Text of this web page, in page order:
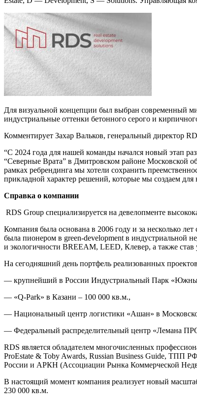
Для визуальной концепции был выбран современный
индустриальные оттенки бетонного серого и
Комментирует Захар Вальков, генеральный директор
“С 2024 года для нашей команды начался новый этап
“Северные Врата” в Дмитровском районе Московской
рамках ребрендинга мы хотели сохранить
прикладной характер решений, которые мы создаем для
Справка о компании
RDS Group специализируется на девелопменте
Компания была основана в 2006 году и за несколько
была пионером в green-development в индустриальной
и экологичности BREEAM, LEED, Клевер, а также
На сегодняшний день портфель реализованных
— крупнейший в России Индустриальный Парк
— «Q-Park» в Казани – 100 000 кв.м.,
— Национальный центр логистики «Ашан» в
— Федеральный распределительный центр «Лемана
RDS является обладателем многочисленных
ProEstate & Toby Awards, Russian Business Guide, ТПП
России и АРКН (Ассоциации Рынка Коммерческой
В настоящий момент компания реализует новый
230 000 кв.м.